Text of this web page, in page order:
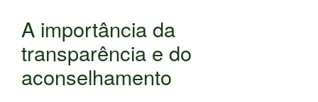
A importância da
transparência e do
aconselhamento